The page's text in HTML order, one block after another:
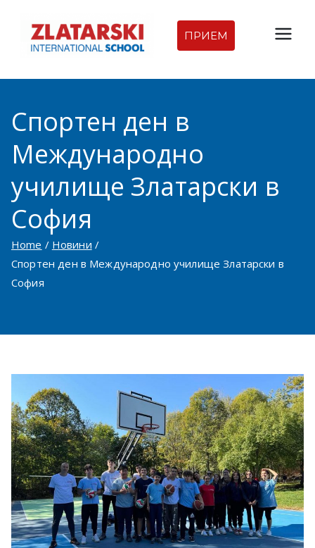
content
Междуна
родна
гимназия
Златарск
и |
родно
в София
ПРИЕМ
Спортен ден в
Международно
училище Златарски в
София
Home
Новини
Спортен ден в Международно училище Златарски в
София